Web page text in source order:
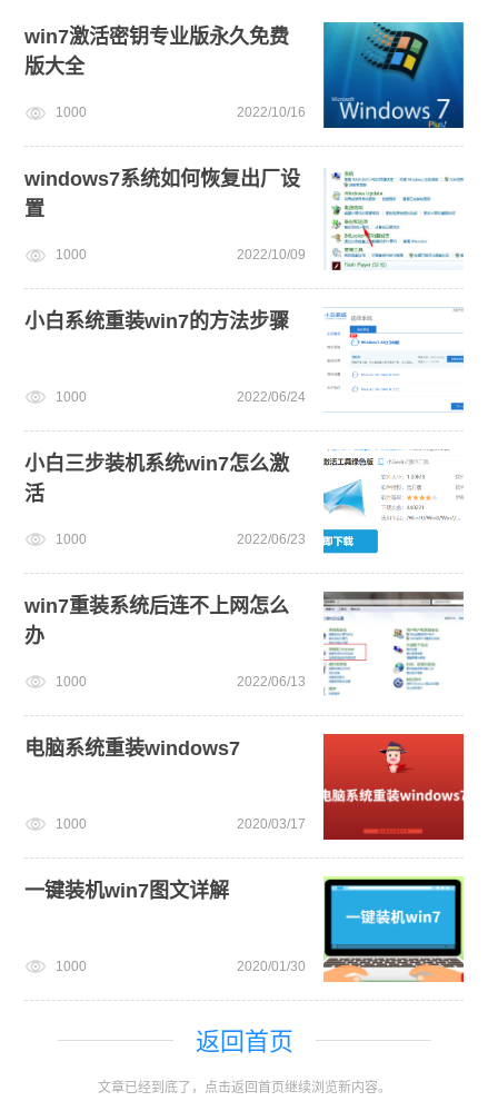
电脑开不了机怎么重装系统
win7系统重装 笔记本蓝屏怎么重装系统 windows11
win7激活密钥专业版永久免费
版大全
1000 2022/10/16
windows7系统如何恢复出厂设
置
1000 2022/10/09
小白系统重装win7的方法步骤
1000 2022/06/24
小白三步装机系统win7怎么激
活
1000 2022/06/23
win7重装系统后连不上网怎么
办
1000 2022/06/13
电脑系统重装windows7
1000 2020/03/17
一键装机win7图文详解
1000 2020/01/30
返回首页
文章已经到底了，点击返回首页继续浏览新内容。